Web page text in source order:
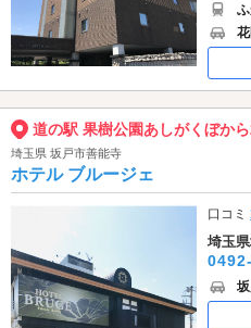
道の駅 果樹公園あしがくぼか
埼玉県 坂戸市善能寺
ホテル ブルージェ
口コミ
埼玉